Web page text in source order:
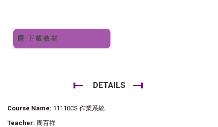
下載教材
DETAILS
Course Name: 11110CS 作業系統
Teacher: 周百祥